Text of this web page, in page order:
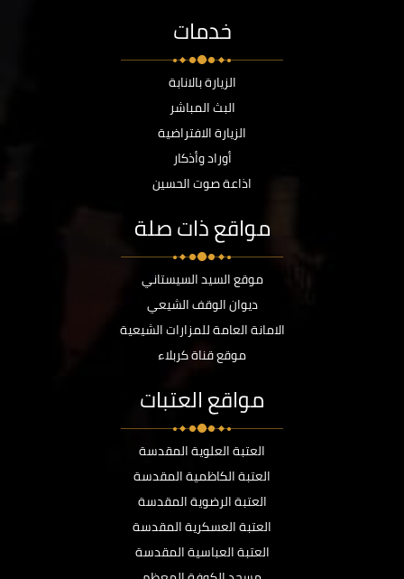
خدمات
الزيارة بالانابة
البث المباشر
الزيارة الافتراضية
أوراد وأذكار
اذاعة صوت الحسين
مواقع ذات صلة
موقع السيد السيستاني
ديوان الوقف الشيعي
الامانة العامة للمزارات الشيعية
موقع قناة كربلاء
مواقع العتبات
العتبة العلوية المقدسة
العتبة الكاظمية المقدسة
العتبة الرضوية المقدسة
العتبة العسكرية المقدسة
العتبة العباسية المقدسة